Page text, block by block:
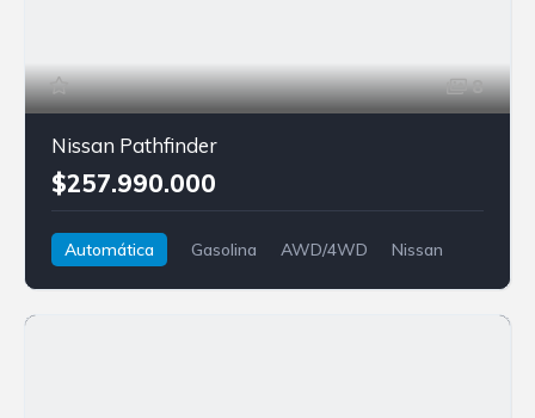
8
Nissan Pathfinder
$257.990.000
Automática Gasolina AWD/4WD
Nissan